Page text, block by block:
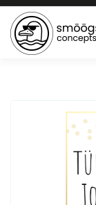
TEE:PAUSE